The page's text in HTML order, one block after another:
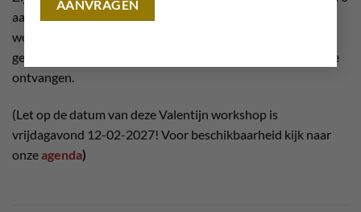
aanmeldingen, dan zijn wij helaas genoodzaakt om de
workshop te annuleren. Er wordt u dan de mogelijkheid
geboden een andere datum te kiezen of om uw geld terug te
ontvangen.
(Let op de datum van deze Valentijn workshop is
vrijdagavond 12-02-2027! Voor beschikbaarheid kijk naar
onzeagenda)